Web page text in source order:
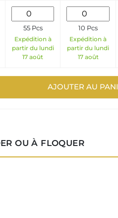
55 Pcs
Expédition à
partir du lundi
17 août
10 Pcs
Expédition à
partir du lundi
17 août
AJOUTER AU
OU À FLOQUER